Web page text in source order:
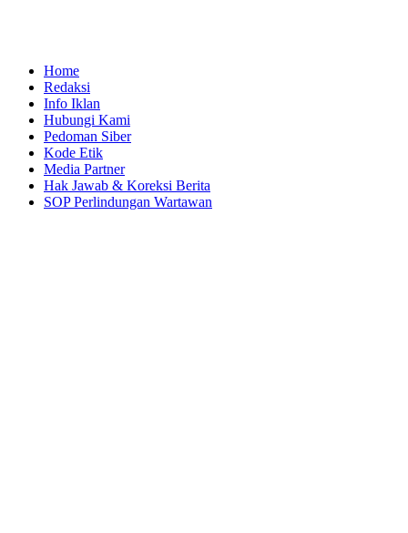
Home
Redaksi
Info Iklan
Hubungi Kami
Pedoman Siber
Kode Etik
Media Partner
Hak Jawab & Koreksi Berita
SOP Perlindungan Wartawan